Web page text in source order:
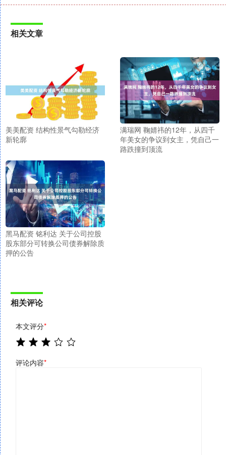
相关文章
美美配资 结构性景气勾勒经济
新轮廓
满瑞网 鞠婧祎的12年，从四千
年美女的争议到女主，凭自己一
路跌撞到顶流
黑马配资 铭利达 关于公司控股
股东部分可转换公司债券解除质
押的公告
相关评论
本文评分*
评论内容*